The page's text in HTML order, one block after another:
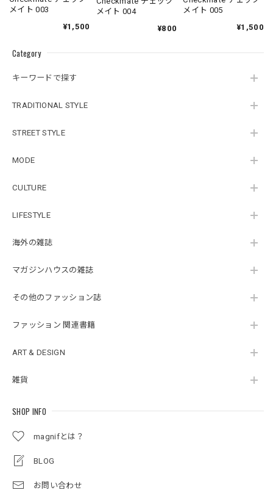
Category
キーワードで探す
TRADITIONAL STYLE
STREET STYLE
MODE
CULTURE
LIFESTYLE
海外の雑誌
マガジンハウスの雑誌
その他のファッション誌
ファッション 関連書籍
ART & DESIGN
雑貨
SHOP INFO
magnifとは？
BLOG
お問い合わせ
メイト 003
¥1,500
メイト 004
¥800
メイト 005
¥1,500